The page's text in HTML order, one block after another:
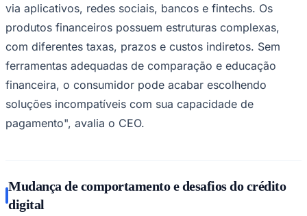
Palmeiras
via aplicativos, redes sociais, bancos e fintechs. Os
produtos financeiros possuem estruturas complexas,
com diferentes taxas, prazos e custos indiretos. Sem
ferramentas adequadas de comparação e educação
financeira, o consumidor pode acabar escolhendo
soluções incompatíveis com sua capacidade de
pagamento", avalia o CEO.
Mudança de comportamento e desafios do crédito
digital